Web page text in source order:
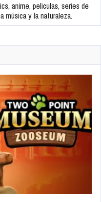
anime, peliculas, series de
música y la naturaleza.